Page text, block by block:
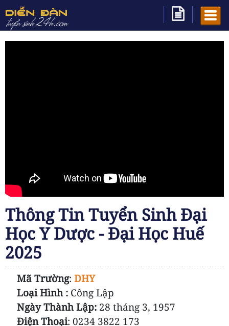
Thông Tin Tuyển Sinh Đại
Học Y Dược - Đại Học Huế
2025
Mã Trường: DHY
Loại Hình : Công Lập
Ngày Thành Lập: 28 tháng 3, 1957
Điện Thoại: 0234 3822 173